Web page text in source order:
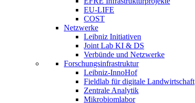
EU-LIFE
COST
Netzwerke
Leibniz Initiativen
Joint Lab KI & DS
Verbünde und Netzwerke
Forschungsinfrastruktur
Leibniz-InnoHof
Fieldlab für digitale Landwirtschaft
Zentrale Analytik
Mikrobiomlabor